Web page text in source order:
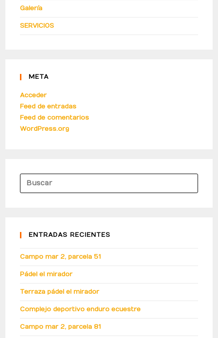
Galería
SERVICIOS
META
Acceder
Feed de entradas
Feed de comentarios
WordPress.org
ENTRADAS RECIENTES
Campo mar 2, parcela 51
Pádel el mirador
Terraza pádel el mirador
Complejo deportivo enduro ecuestre
Campo mar 2, parcela 81